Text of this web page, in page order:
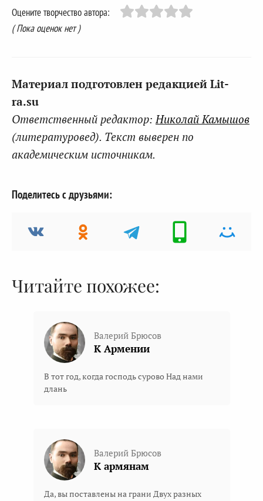
Оцените творчество автора:
( Пока оценок нет )
Материал подготовлен редакцией Lit-
ra.su
Ответственный редактор: Николай Камышов
(литературовед). Текст выверен по
академическим источникам.
Поделитесь с друзьями:
Читайте похожее:
Валерий Брюсов
К Армении
В тот год, когда господь сурово Над нами
длань
Валерий Брюсов
К армянам
Да, вы поставлены на грани Двух разных